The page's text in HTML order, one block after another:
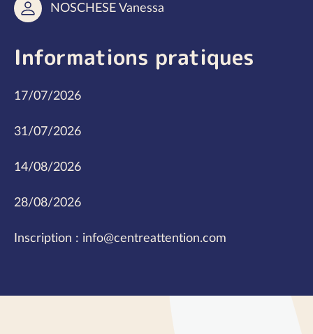
NOSCHESE Vanessa
Informations pratiques
17/07/2026
31/07/2026
14/08/2026
28/08/2026
Inscription : info@centreattention.com